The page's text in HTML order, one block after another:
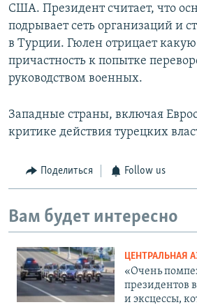
США. Президент считает, что
подрывает сеть организаций и
в Турции. Гюлен отрицает
причастность к попытке
руководством военных.
Западные страны, включая
критике действия турецких
Поделиться Follow us
Вам будет интересно
ЦЕНТРАЛЬНАЯ
«Очень
президентов
и эксцессы,